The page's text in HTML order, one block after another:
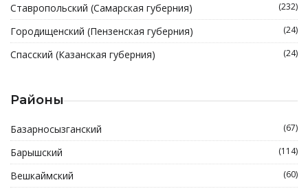
Ставропольский (Самарская губерния) (232)
Городищенский (Пензенская губерния) (24)
Спасский (Казанская губерния) (24)
Районы
Базарносызганский (67)
Барышский (114)
Вешкаймский (60)